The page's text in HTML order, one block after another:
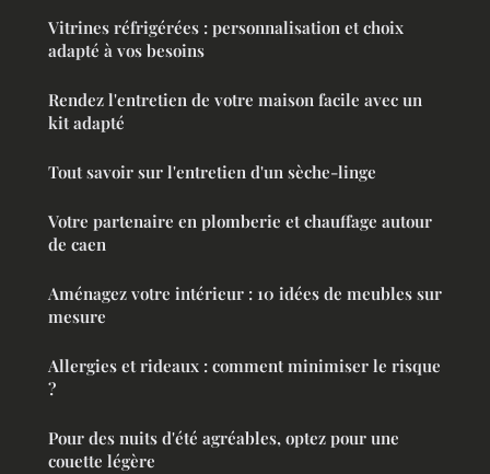
Vitrines réfrigérées : personnalisation et choix
adapté à vos besoins
Rendez l'entretien de votre maison facile avec un
kit adapté
Tout savoir sur l'entretien d'un sèche-linge
Votre partenaire en plomberie et chauffage autour
de caen
Aménagez votre intérieur : 10 idées de meubles sur
mesure
Allergies et rideaux : comment minimiser le risque
?
Pour des nuits d'été agréables, optez pour une
couette légère